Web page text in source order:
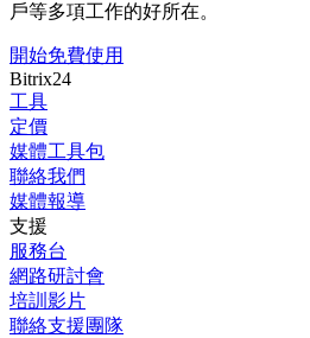
戶等多項工作的好所在。
開始免費使用
Bitrix24
工具
定價
媒體工具包
聯絡我們
媒體報導
支援
服務台
網路研討會
培訓影片
聯絡支援團隊